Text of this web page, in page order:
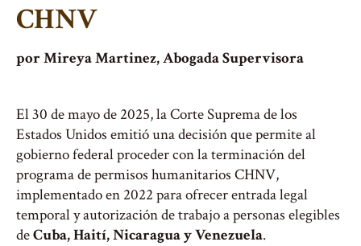
CHNV
por Mireya Martinez, Abogada Supervisora
El 30 de mayo de 2025, la Corte Suprema de los
Estados Unidos emitió una decisión que permite al
gobierno federal proceder con la terminación del
programa de permisos humanitarios CHNV,
implementado en 2022 para ofrecer entrada legal
temporal y autorización de trabajo a personas elegibles
deCuba, Haití, Nicaragua y Venezuela.